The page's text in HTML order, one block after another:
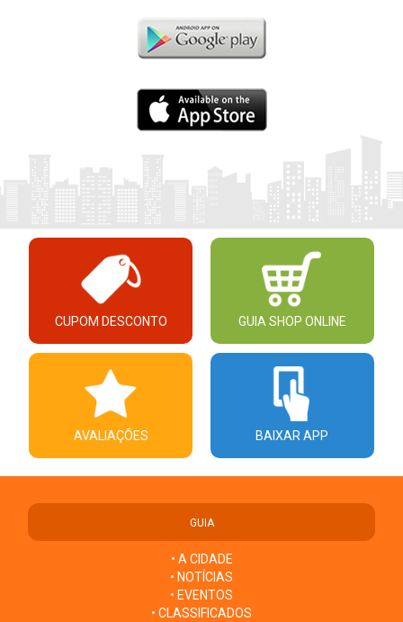
CUPOM DESCONTO GUIA SHOP ONLINE
AVALIAÇÕES BAIXAR APP
GUIA
• A CIDADE
• NOTÍCIAS
• EVENTOS
• CLASSIFICADOS